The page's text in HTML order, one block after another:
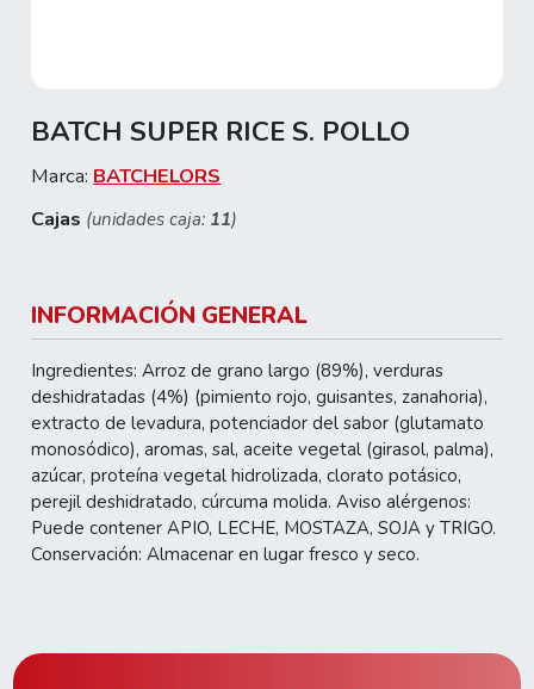
BATCH SUPER RICE S. POLLO
Marca: BATCHELORS
Cajas (unidades caja: 11)
INFORMACIÓN GENERAL
Ingredientes: Arroz de grano largo (89%), verduras
deshidratadas (4%) (pimiento rojo, guisantes, zanahoria),
extracto de levadura, potenciador del sabor (glutamato
monosódico), aromas, sal, aceite vegetal (girasol, palma),
azúcar, proteína vegetal hidrolizada, clorato potásico,
perejil deshidratado, cúrcuma molida. Aviso alérgenos:
Puede contener APIO, LECHE, MOSTAZA, SOJA y TRIGO.
Conservación: Almacenar en lugar fresco y seco.